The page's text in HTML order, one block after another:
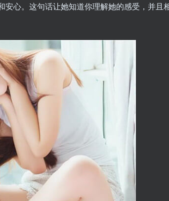
心。这句话让她知道你理解她的感受，并且